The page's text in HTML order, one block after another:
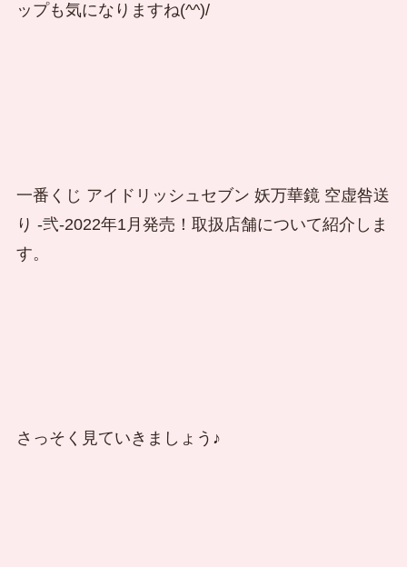
ップも気になりますね(^^)/
一番くじ アイドリッシュセブン 妖万華鏡 空虚咎送
り -弐-2022年1月発売！取扱店舗について紹介しま
す。
さっそく見ていきましょう♪